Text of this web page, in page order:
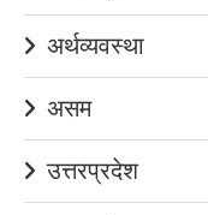
अर्थव्यवस्था
असम
उत्तरप्रदेश